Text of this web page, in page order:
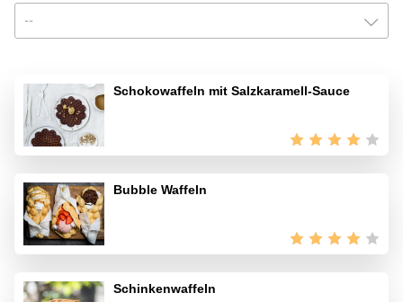
--
Schokowaffeln mit Salzkaramell-Sauce
Bubble Waffeln
Schinkenwaffeln